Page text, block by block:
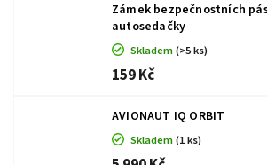
Zámek bezpečnostních
autosedačky
Skladem(>5 ks)
159 Kč
AVIONAUT IQ ORBIT
Skladem(1 ks)